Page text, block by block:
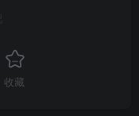
收藏